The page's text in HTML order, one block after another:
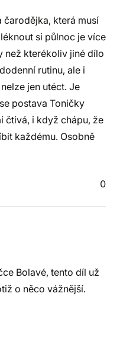
čarodějka, která musí
si půlnoc je více
než kterékoliv jiné dílo
rutinu, ale i
jen utéct. Je
postava Toničky
čtivá, i když chápu, že
každému. Osobně
0
Bolavé, tento díl už
o něco vážnější.